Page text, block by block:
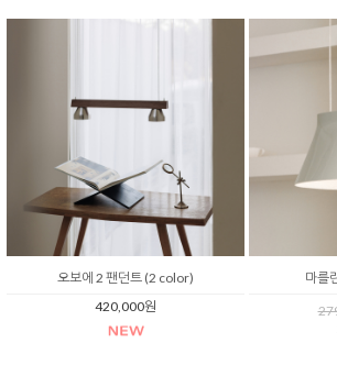
오보에 2 팬던트 (2 color)
420,000원
마를